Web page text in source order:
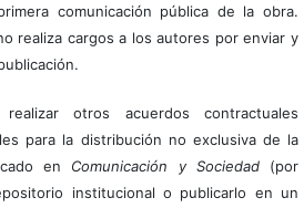
comunicación pública de la obra.
realiza cargos a los autores por enviar y
otros acuerdos contractuales
para la distribución no exclusiva de la
en Comunicación y Sociedad(por
institucional o publicarlo en un